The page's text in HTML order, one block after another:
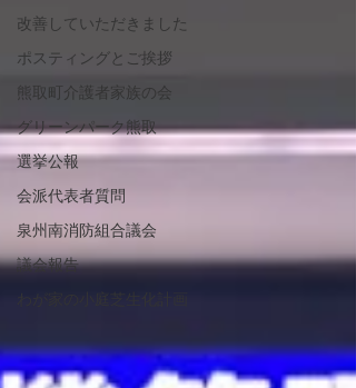
改善していただきました
ポスティングとご挨拶
熊取町介護者家族の会
グリーンパーク熊取
選挙公報
会派代表者質問
泉州南消防組合議会
議会報告